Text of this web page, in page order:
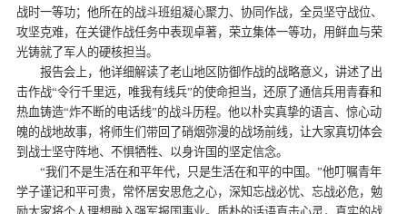
战时一等功；他所在的战斗班组凝心聚力、协同作战，全员坚守战位、
攻坚克难，在关键作战任务中表现卓著，荣立集体一等功，用鲜血与荣
光铸就了军人的硬核担当。
报告会上，他详细解读了老山地区防御作战的战略意义，讲述了出
击作战“令行千里远，唯我有线兵”的使命担当，还原了通信兵用青春和
热血铸造“炸不断的电话线”的战斗历程。他以朴实真挚的语言、惊心动
魄的战地故事，将师生们带回了硝烟弥漫的战场前线，让大家真切体会
到战士坚守阵地、不惧牺牲、以身许国的坚定信念。
“我们不是生活在和平年代，只是生活在和平的中国。”他叮嘱青年
学子谨记和平可贵，常怀居安思危之心，深知忘战必忧、忘战必危，勉